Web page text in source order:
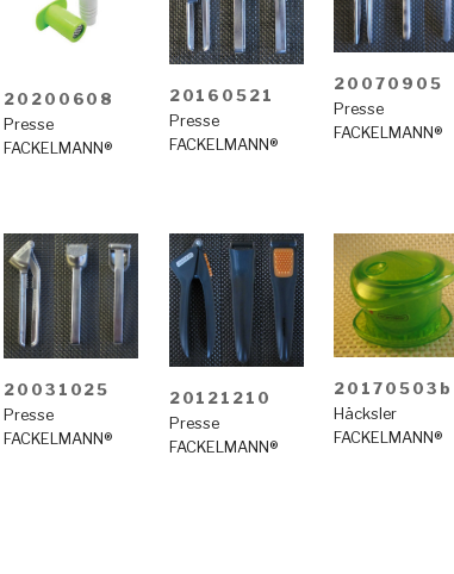
20200608
Presse
FACKELMANN®
20160521
Presse
FACKELMANN®
20070905
Presse
FACKELMANN®
20031025
Presse
FACKELMANN®
20121210
Presse
FACKELMANN®
20170503b
Häcksler
FACKELMANN®